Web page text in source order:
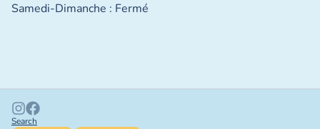
Samedi-Dimanche : Fermé
Search